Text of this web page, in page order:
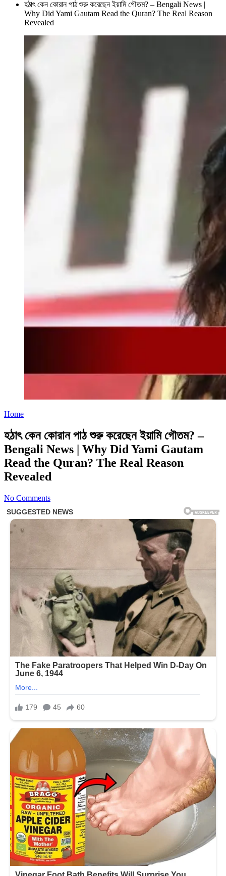
হঠাৎ কেন কোরান পাঠ শুরু করেছেন ইয়ামি গৌতম? – Bengali News |
Why Did Yami Gautam Read the Quran? The Real Reason
Revealed
Home
হঠাৎ কেন কোরান পাঠ শুরু করেছেন ইয়ামি গৌতম? –
Bengali News | Why Did Yami Gautam
Read the Quran? The Real Reason
Revealed
No Comments